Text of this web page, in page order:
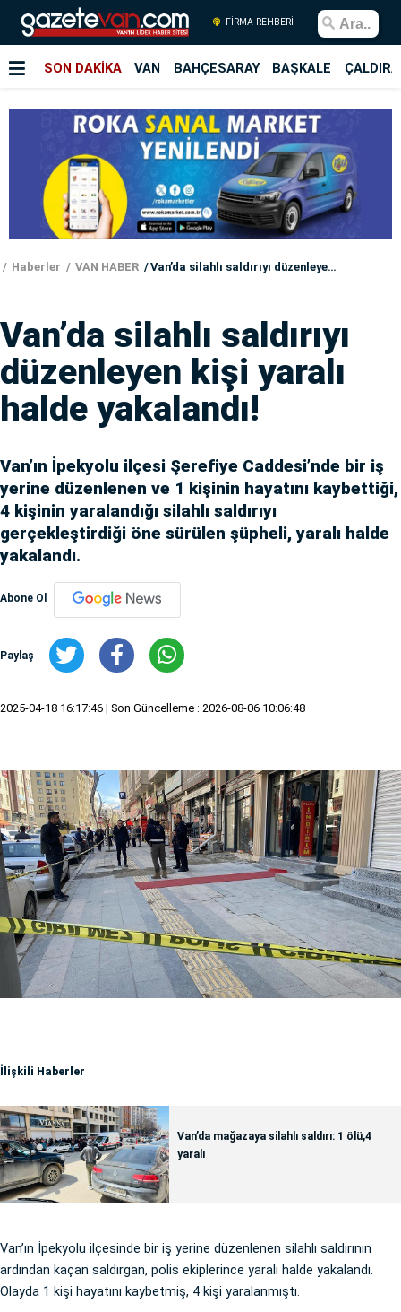
FİRMA REHBERİ
SON DAKİKA VAN BAHÇESARAY BAŞKALE
Haberler VAN HABER Van’da silahlı saldırıyı düzenleyen kişi yaralı halde yakalandı!
Van’da silahlı saldırıyı
düzenleyen kişi yaralı
halde yakalandı!
Van’ın İpekyolu ilçesi Şerefiye Caddesi’nde bir iş
yerine düzenlenen ve 1 kişinin hayatını kaybettiği,
4 kişinin yaralandığı silahlı saldırıyı
gerçekleştirdiği öne sürülen şüpheli, yaralı halde
yakalandı.
Abone Ol
Paylaş
2025-04-18 16:17:46 | Son Güncelleme : 2026-08-06 10:06:48
İlişkili Haberler
Van’da mağazaya silahlı saldırı: 1 ölü,4
yaralı
Van’ın İpekyolu ilçesinde bir iş yerine düzenlenen silahlı saldırının
ardından kaçan saldırgan, polis ekiplerince yaralı halde yakalandı.
Olayda 1 kişi hayatını kaybetmiş, 4 kişi yaralanmıştı.